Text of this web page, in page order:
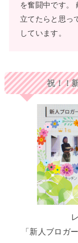
を奮闘中です。
立てたらと思っ
しています。
祝！！
「新人ブロガ